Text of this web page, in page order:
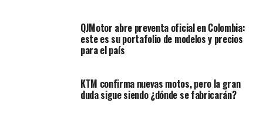
QJMotor abre preventa oficial en Colombia:
este es su portafolio de modelos y precios
para el país
KTM confirma nuevas motos, pero la gran
duda sigue siendo ¿dónde se fabricarán?